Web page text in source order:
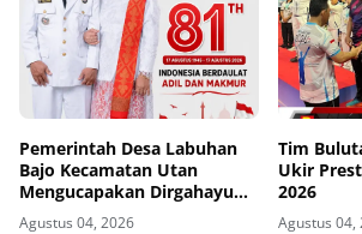
Pemerintah Desa Labuhan
Bajo Kecamatan Utan
Mengucapakan Dirgahayu
Republik Indonesia ke-81
Agustus 04, 2026
Tim
Ukir
2026
Agustus 04,